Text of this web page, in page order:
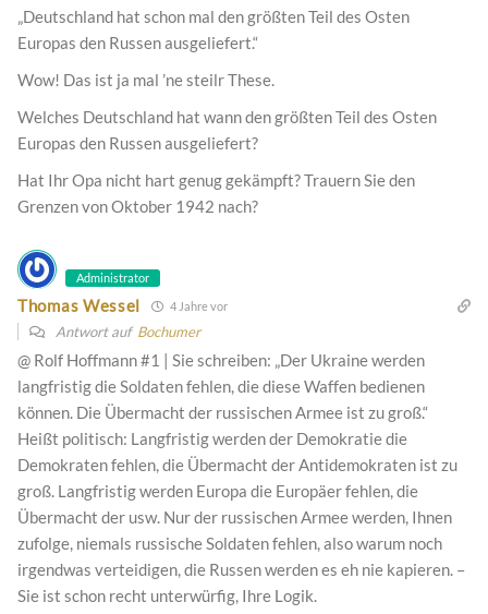
„Deutschland hat schon mal den größten Teil des Osten
Europas den Russen ausgeliefert.“
Wow! Das ist ja mal ’ne steilr These.
Welches Deutschland hat wann den größten Teil des Osten
Europas den Russen ausgeliefert?
Hat Ihr Opa nicht hart genug gekämpft? Trauern Sie den
Grenzen von Oktober 1942 nach?
Administrator
Thomas Wessel 4 Jahre vor
Antwort auf Bochumer
@ Rolf Hoffmann #1 | Sie schreiben: „Der Ukraine werden
langfristig die Soldaten fehlen, die diese Waffen bedienen
können. Die Übermacht der russischen Armee ist zu groß.“
Heißt politisch: Langfristig werden der Demokratie die
Demokraten fehlen, die Übermacht der Antidemokraten ist zu
groß. Langfristig werden Europa die Europäer fehlen, die
Übermacht der usw. Nur der russischen Armee werden, Ihnen
zufolge, niemals russische Soldaten fehlen, also warum noch
irgendwas verteidigen, die Russen werden es eh nie kapieren. –
Sie ist schon recht unterwürfig, Ihre Logik.